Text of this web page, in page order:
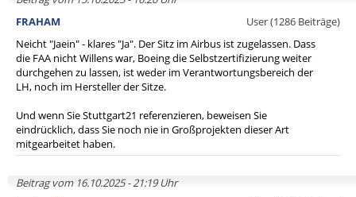
FRAHAM
User (1286 Beiträge)
Neicht "Jaein" - klares "Ja". Der Sitz im Airbus ist zugelassen. Dass
die FAA nicht Willens war, Boeing die Selbstzertifizierung weiter
durchgehen zu lassen, ist weder im Verantwortungsbereich der
LH, noch im Hersteller der Sitze.
Und wenn Sie Stuttgart21 referenzieren, beweisen Sie
eindrücklich, dass Sie noch nie in Großprojekten dieser Art
mitgearbeitet haben.
Beitrag vom 16.10.2025 - 21:19 Uhr